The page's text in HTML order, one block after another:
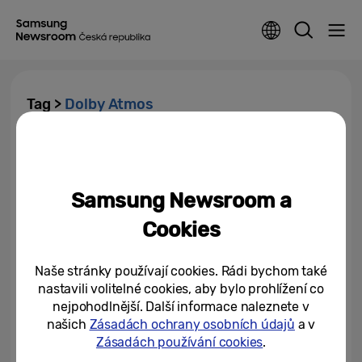
Tag > Dolby Atmos
21/05/2025
Samsung Newsroom a
Cookies
Naše stránky používají cookies. Rádi bychom také
nastavili volitelné cookies, aby bylo prohlížení co
nejpohodlnější. Další informace naleznete v
našich Zásadách ochrany osobních údajů a v
Zásadách používání cookies.